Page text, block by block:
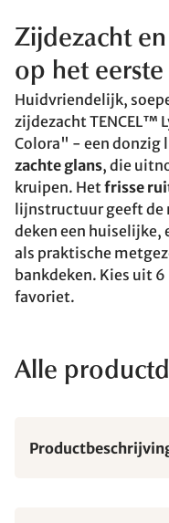
Zijdezacht
op het eerste
Huidvriendelijk,
zijdezacht TENCEL™
Colora" - een donzig
zachte glans, die
kruipen. Hetfrisse
lijnstructuur geeft
deken een
als praktische
bankdeken. Kies uit
favoriet.
Alle